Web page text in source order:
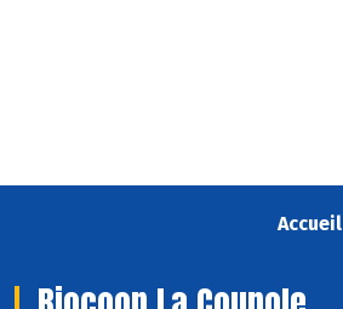
Accueil